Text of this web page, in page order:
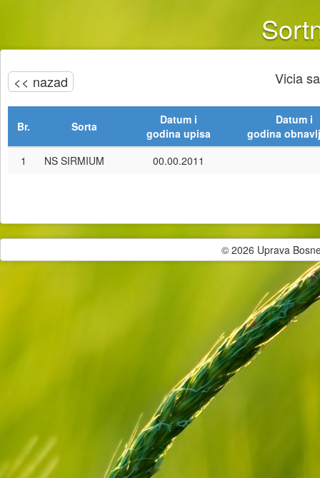
<< nazad Vicia
Br. Sorta
Datum i
godina upisa
Datum i
godina
1
NS SIRMIUM 00.00.2011
© 2026 Uprava